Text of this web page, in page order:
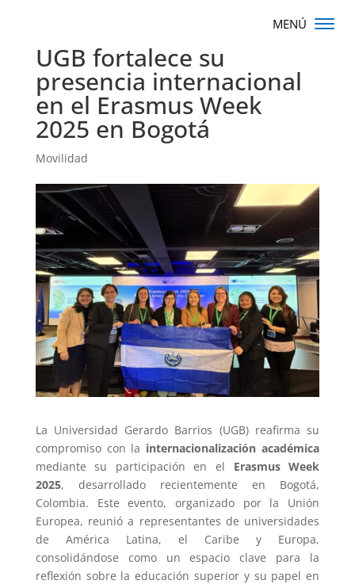
UGB fortalece su
presencia internacional
en el Erasmus Week
2025 en Bogotá
Movilidad
La Universidad Gerardo Barrios (UGB) reafirma su
compromiso con la internacionalización académica
mediante su participación en el Erasmus Week
2025, desarrollado recientemente en Bogotá,
Colombia. Este evento, organizado por la Unión
Europea, reunió a representantes de universidades
de América Latina, el Caribe y Europa,
consolidándose como un espacio clave para la
reflexión sobre la educación superior y su papel en